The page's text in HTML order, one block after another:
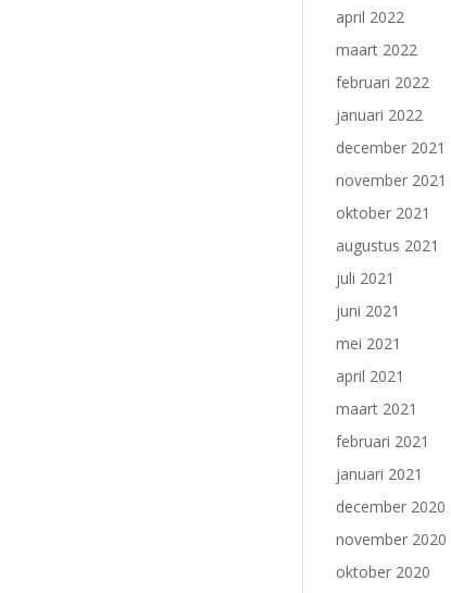
april 2022
maart 2022
februari 2022
januari 2022
december 2021
november 2021
oktober 2021
augustus 2021
juli 2021
juni 2021
mei 2021
april 2021
maart 2021
februari 2021
januari 2021
december 2020
november 2020
oktober 2020